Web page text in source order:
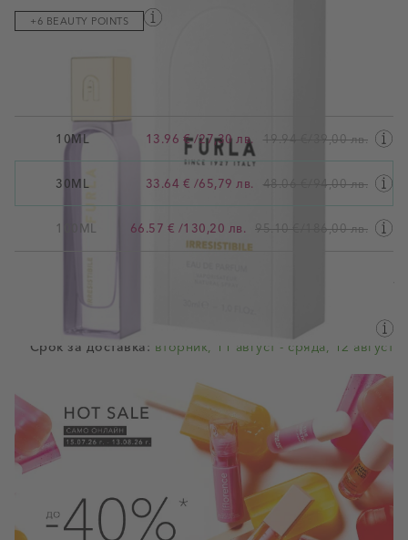
+6 BEAUTY POINTS
Парфюмна вода
Виж пълното описание
Вместимост
10ML 13.96 €/27,30 лв. 19.94 € 39,00 лв.
30ML 33.64 € /65,79 лв. 48.06 € 94,00 лв.
100ML 66.57 € /130,20 лв. 95.10 € 186,00 лв.
Срок за доставка: вторник, 11 август - сряда, 12 август